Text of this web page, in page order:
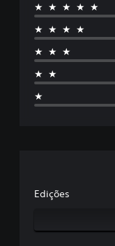
★★★★★
★★★★
★★★
★★
★
Edições